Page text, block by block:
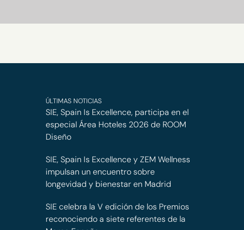
ÚLTIMAS NOTICIAS
SIE, Spain Is Excellence, participa en el
especial Área Hoteles 2026 de ROOM
Diseño
SIE, Spain Is Excellence y ZEM Wellness
impulsan un encuentro sobre
longevidad y bienestar en Madrid
SIE celebra la V edición de los Premios
reconociendo a siete referentes de la